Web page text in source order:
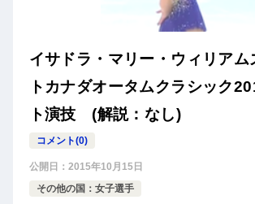
イサドラ・マリー・ウィリア
トカナダオータムクラシック
ト演技 (解説：なし)
コメント(0)
公開日： 2015年10月15日
その他の国：女子選手